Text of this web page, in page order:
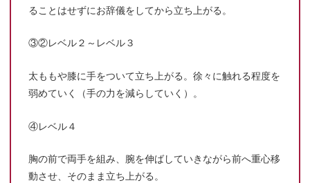
ることはせずにお辞儀をしてから立ち上がる。
③②レベル２～レベル３
太ももや膝に手をついて立ち上がる。徐々に触れる程度を
弱めていく（手の力を減らしていく）。
④レベル４
胸の前で両手を組み、腕を伸ばしていきながら前へ重心移
動させ、そのまま立ち上がる。